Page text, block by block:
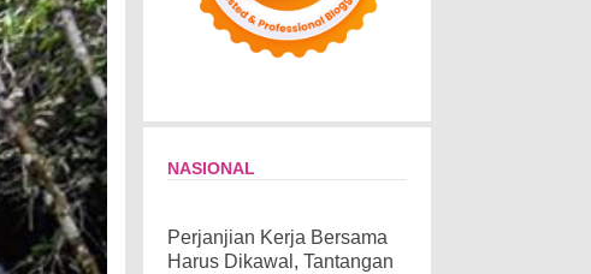
NASIONAL
Perjanjian Kerja Bersama
Harus Dikawal, Tantangan